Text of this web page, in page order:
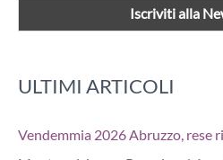
ULTIMI ARTICOLI
Vendemmia 2026 Abruzzo, rese